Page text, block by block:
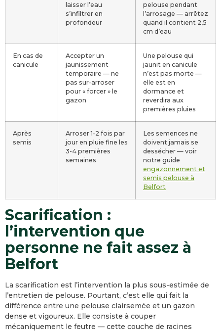
laisser l’eau
s’infiltrer en
profondeur
pelouse pendant
l’arrosage — arrêtez
quand il contient 2,5
cm d’eau
En cas de
canicule
Accepter un
jaunissement
temporaire — ne
pas sur-arroser
pour « forcer » le
gazon
Une pelouse qui
jaunit en canicule
n’est pas morte —
elle est en
dormance et
reverdira aux
premières pluies
Après
semis
Arroser 1-2 fois par
jour en pluie fine les
3-4 premières
semaines
Les semences ne
doivent jamais se
dessécher — voir
notre guide
engazonnement et
semis pelouse à
Belfort
Scarification :
l’intervention que
personne ne fait assez à
Belfort
La scarification est l’intervention la plus sous-estimée de
l’entretien de pelouse. Pourtant, c’est elle qui fait la
différence entre une pelouse clairsemée et un gazon
dense et vigoureux. Elle consiste à couper
mécaniquement le feutre — cette couche de racines